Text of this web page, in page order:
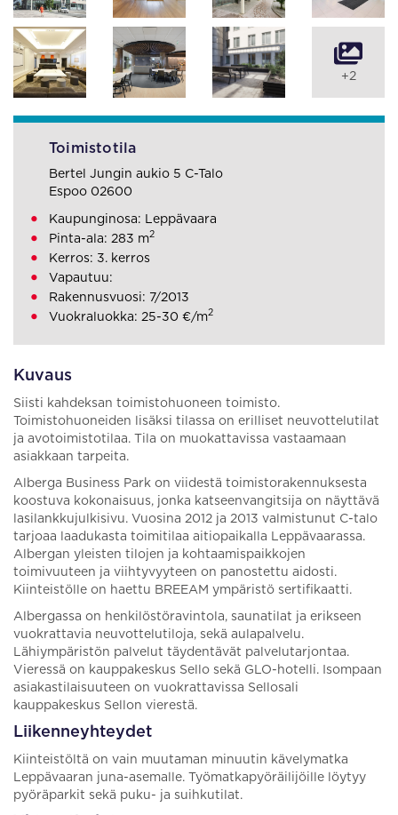
Kuvaus
Siisti kahdeksan toimistohuoneen toimisto.
Toimistohuoneiden lisäksi tilassa on erilliset neuvottelutilat
ja avotoimistotilaa. Tila on muokattavissa vastaamaan
asiakkaan tarpeita.
Alberga Business Park on viidestä toimistorakennuksesta
koostuva kokonaisuus, jonka katseenvangitsija on näyttävä
lasilankkujulkisivu. Vuosina 2012 ja 2013 valmistunut C-talo
tarjoaa laadukasta toimitilaa aitiopaikalla Leppävaarassa.
Albergan yleisten tilojen ja kohtaamispaikkojen
toimivuuteen ja viihtyvyyteen on panostettu aidosti.
Kiinteistölle on haettu BREEAM ympäristö sertifikaatti.
Albergassa on henkilöstöravintola, saunatilat ja erikseen
vuokrattavia neuvottelutiloja, sekä aulapalvelu.
Lähiympäristön palvelut täydentävät palvelutarjontaa.
Vieressä on kauppakeskus Sello sekä GLO-hotelli. Isompaan
asiakastilaisuuteen on vuokrattavissa Sellosali
kauppakeskus Sellon vierestä.
Liikenneyhteydet
Kiinteistöltä on vain muutaman minuutin kävelymatka
Leppävaaran juna-asemalle. Työmatkapyöräilijöille löytyy
pyöräparkit sekä puku- ja suihkutilat.
+2
Toimistotila
Bertel Jungin aukio 5 C-Talo
Espoo 02600
Kaupunginosa: Leppävaara
Pinta-ala: 283 m2
Kerros: 3. kerros
Vapautuu:
Rakennusvuosi: 7/2013
Vuokraluokka: 25-30 €/m2